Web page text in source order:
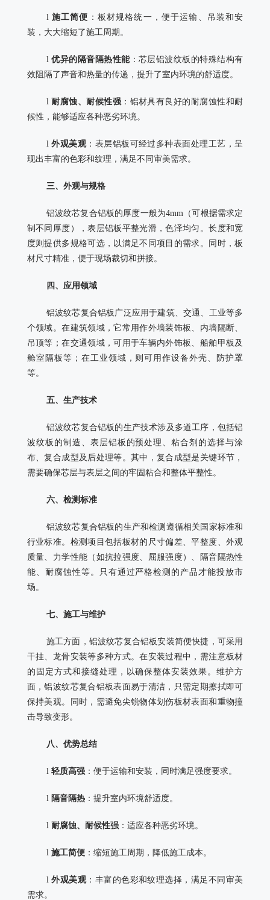
l 施工简便 ：板材规格统一，便于运输、吊装和安
装，大大缩短了施工周期。
l优异的隔音隔热性能：芯层铝波纹板的特殊结构有
效阻隔了声音和热量的传递，提升了室内环境的舒适度。
l 耐腐蚀、耐候性强 ：铝材具有良好的耐腐蚀性和耐
候性，能够适应各种恶劣环境。
l外观美观：表层铝板可经过多种表面处理工艺，呈
现出丰富的色彩和纹理，满足不同审美需求。
三、外观与规格
铝波纹芯复合铝板的厚度一般为4mm （可根据需求定
制不同厚度），表层铝板平整光滑，色泽均匀。长度和宽
度则提供多规格可选，以满足不同项目的需求。同时，板
材尺寸精准，便于现场裁切和拼接。
四、应用领域
铝波纹芯复合铝板广泛应用于建筑、交通、工业等多
个领域。在建筑领域，它常用作外墙装饰板、内墙隔断、
吊顶等；在交通领域，可用于车辆内外饰板、船舶甲板及
舱室隔板等；在工业领域，则可用作设备外壳、防护罩
等。
五、生产技术
铝波纹芯复合铝板的生产技术涉及多道工序，包括铝
波纹板的制造、表层铝板的预处理、粘合剂的选择与涂
布、复合成型及后处理等。其中，复合成型是关键环节，
需要确保芯层与表层之间的牢固粘合和整体平整性。
六、检测标准
铝波纹芯复合铝板的生产和检测遵循相关国家标准和
行业标准。检测项目包括板材的尺寸偏差、平整度、外观
质量、力学性能（如抗拉强度、屈服强度）、隔音隔热性
能、耐腐蚀性等。只有通过严格检测的产品才能投放市
场。
七、施工与维护
施工方面，铝波纹芯复合铝板安装简便快捷，可采用
干挂、龙骨安装等多种方式。在安装过程中，需注意板材
的固定方式和接缝处理，以确保整体安装效果。维护方
面，铝波纹芯复合铝板表面易于清洁，只需定期擦拭即可
保持美观。同时，需避免尖锐物体划伤板材表面和重物撞
击导致变形。
八、优势总结
l 轻质高强：便于运输和安装，同时满足强度要求。
l 隔音隔热：提升室内环境舒适度。
l 耐腐蚀、耐候性强：适应各种恶劣环境。
l 施工简便：缩短施工周期，降低施工成本。
l外观美观：丰富的色彩和纹理选择，满足不同审美
需求。